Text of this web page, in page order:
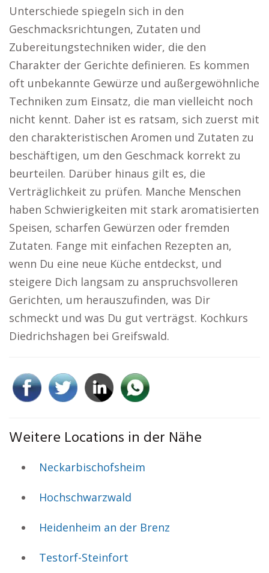
Unterschiede spiegeln sich in den
Geschmacksrichtungen, Zutaten und
Zubereitungstechniken wider, die den
Charakter der Gerichte definieren. Es kommen
oft unbekannte Gewürze und außergewöhnliche
Techniken zum Einsatz, die man vielleicht noch
nicht kennt. Daher ist es ratsam, sich zuerst mit
den charakteristischen Aromen und Zutaten zu
beschäftigen, um den Geschmack korrekt zu
beurteilen. Darüber hinaus gilt es, die
Verträglichkeit zu prüfen. Manche Menschen
haben Schwierigkeiten mit stark aromatisierten
Speisen, scharfen Gewürzen oder fremden
Zutaten. Fange mit einfachen Rezepten an,
wenn Du eine neue Küche entdeckst, und
steigere Dich langsam zu anspruchsvolleren
Gerichten, um herauszufinden, was Dir
schmeckt und was Du gut verträgst. Kochkurs
Diedrichshagen bei Greifswald.
Weitere Locations in der Nähe
Neckarbischofsheim
Hochschwarzwald
Heidenheim an der Brenz
Testorf-Steinfort